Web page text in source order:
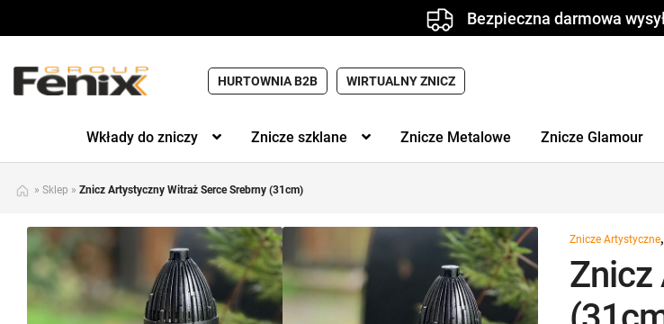
Bezpieczna darmowa
HURTOWNIA B2B WIRTUALNY ZNICZ
Wkłady do zniczy Znicze szklane Znicze Metalowe Znicze Glamour
» Sklep » Znicz Artystyczny Witraż Serce Srebrny (31cm)
Znicze Artystyczne
Znicz